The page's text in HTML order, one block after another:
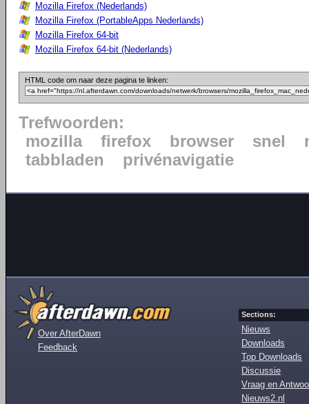
Mozilla Firefox (Nederlands)
Mozilla Firefox (PortableApps Nederlands)
Mozilla Firefox 64-bit
Mozilla Firefox 64-bit (Nederlands)
HTML code om naar deze pagina te linken:
Trefwoorden:
mozilla
firefox browser snel
tabbladen
privénavigatie
Over AfterDawn
Feedback
Sections:
Nieuws
Downloads
Top Downloads
Discussie
Vraag en
Nieuws2.nl